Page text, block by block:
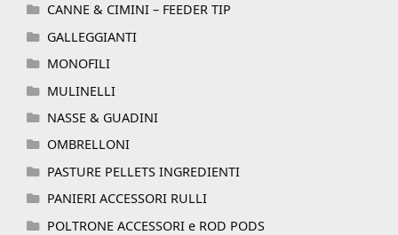
CANNE & CIMINI – FEEDER TIP
GALLEGGIANTI
MONOFILI
MULINELLI
NASSE & GUADINI
OMBRELLONI
PASTURE PELLETS INGREDIENTI
PANIERI ACCESSORI RULLI
POLTRONE ACCESSORI e ROD PODS